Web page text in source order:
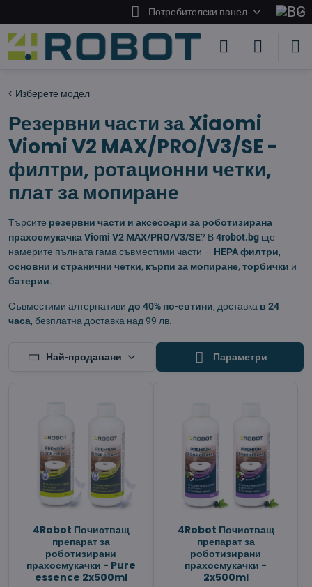
Потребителски панел
Изберете модел
Резервни части за Xiaomi
Viomi V2 MAX/PRO/V3/SE -
филтри, ротационни четки,
плат за мопиране
Търсите резервни части и аксесоари за роботизирана
прахосмукачка Viomi V2 MAX/PRO/V3/SE? В4robot.bg ще
намерите пълната гама съвместими части — HEPA филтри,
основни и странични четки, кърпи за мопиране, торбички и
батерии.
Съвместими алтернативи до 40% по-евтини, доставка в 24
часа, безплатна доставка над 99 лв.
Най-продавани Параметри
4Robot Почистващ
препарат за
роботизирани
прахосмукачки - Pure
essence 2x500ml
4Robot Почистващ
препарат за
роботизирани
прахосмукачки -
2x500ml